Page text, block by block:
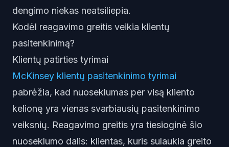
dengimo niekas neatsiliepia.
Kodėl reagavimo greitis veikia klientų
pasitenkinimą?
Klientų patirties tyrimai
McKinsey klientų pasitenkinimo tyrimai
pabrėžia, kad nuoseklumas per visą kliento
kelionę yra vienas svarbiausių pasitenkinimo
veiksnių. Reagavimo greitis yra tiesioginė šio
nuoseklumo dalis: klientas, kuris sulaukia greito